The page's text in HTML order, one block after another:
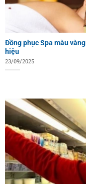
Đồng phục Spa màu
hiệu
23/09/2025